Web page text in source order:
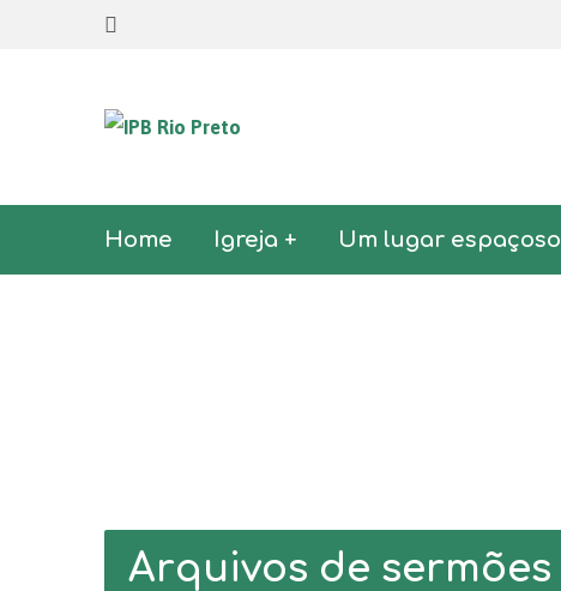
Home Igreja + Um lugar espaçoso
Arquivos de sermões